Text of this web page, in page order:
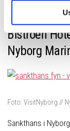
Bistroen
Nyborg
Foto: VisitNyborg //
Sankthans i